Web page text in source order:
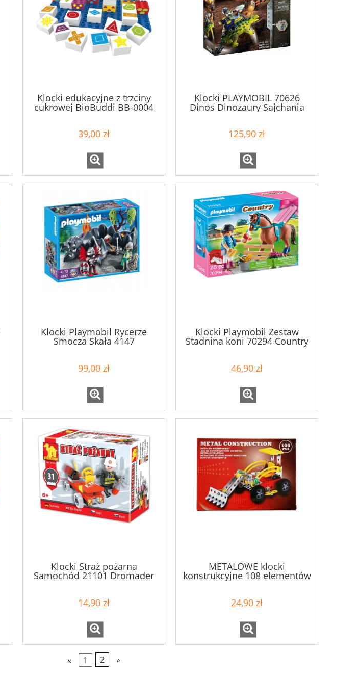
Klocki edukacyjne z trzciny
cukrowej BioBuddi BB-0004
Symbole 18m+
39,00 zł
Klocki PLAYMOBIL 70626
Dinos Dinozaury Sajchania
Rise 5+
125,90 zł
Klocki Playmobil Rycerze
Smocza Skała 4147
99,00 zł
Klocki Playmobil Zestaw
Stadnina koni 70294 Country
46,90 zł
Klocki Straż pożarna
Samochód 21101 Dromader
14,90 zł
METALOWE klocki
konstrukcyjne 108 elementów
Koparka 4+
24,90 zł
« 1 2 »